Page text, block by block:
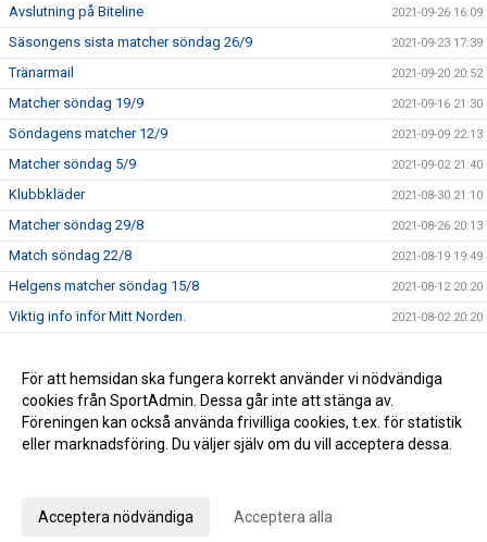
Avslutning på Biteline 2021-09-26 16:09
Säsongens sista matcher söndag 26/9 2021-09-23 17:39
Tränarmail 2021-09-20 20:52
Matcher söndag 19/9 2021-09-16 21:30
Söndagens matcher 12/9 2021-09-09 22:13
Matcher söndag 5/9 2021-09-02 21:40
Klubbkläder 2021-08-30 21:10
Matcher söndag 29/8 2021-08-26 20:13
Match söndag 22/8 2021-08-19 19:49
Helgens matcher söndag 15/8 2021-08-12 20:20
Viktig info inför Mitt Norden. 2021-08-02 20:20
Sammandrag 14 september 2019-08-26 09:52
Kallelse till träning! 2018-08-28 08:36
För att hemsidan ska fungera korrekt använder vi nödvändiga
cookies från SportAdmin. Dessa går inte att stänga av.
Föreningen kan också använda frivilliga cookies, t.ex. för statistik
eller marknadsföring. Du väljer själv om du vill acceptera dessa.
Acceptera nödvändiga Acceptera alla